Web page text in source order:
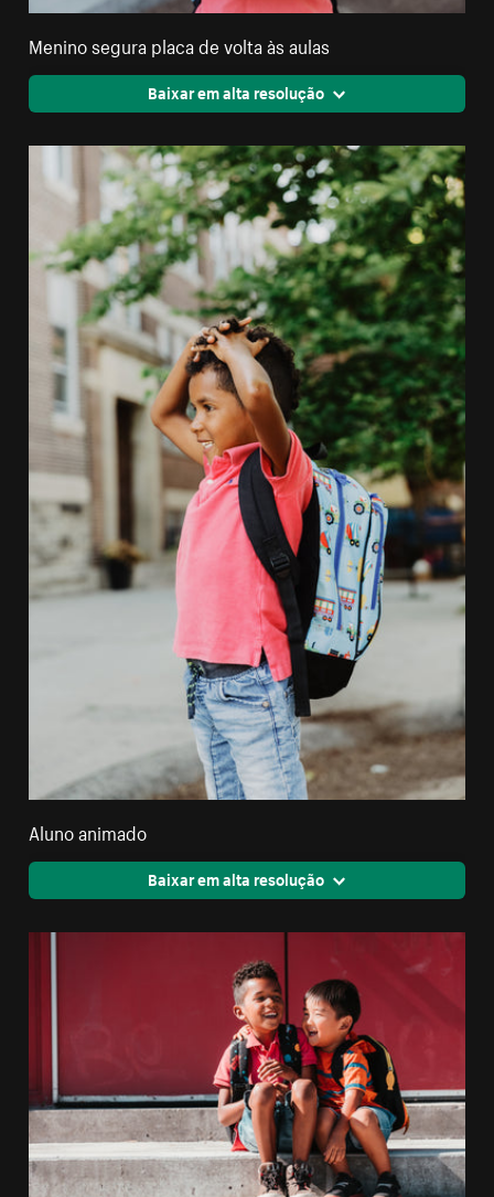
Menino segura placa de volta às aulas
Baixar em alta resolução
Aluno animado
Baixar em alta resolução